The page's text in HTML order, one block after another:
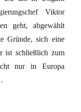
Viktor
geht, abgewählt
Gründe, sich eine
ist schließlich zum
nur in Europa